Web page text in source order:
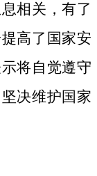
相关，有了
高了国家安
将自觉遵守
决维护国家